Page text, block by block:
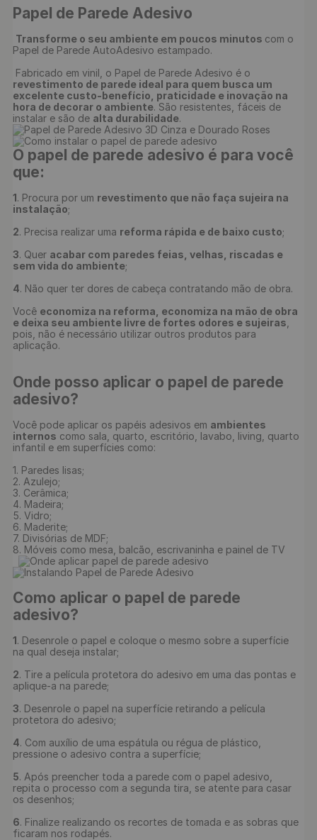
Papel de Parede Adesivo
Transforme o seu ambiente em poucos minutos com o
Papel de Parede AutoAdesivo estampado.
Fabricado em vinil, o Papel de Parede Adesivo é o
revestimento de parede ideal para quem busca um
excelente custo-benefício, praticidade e inovação na
hora de decorar o ambiente. São resistentes, fáceis de
instalar e são de alta durabilidade
O papel de parede adesivo é para você
que:
1. Procura por um revestimento que não faça sujeira na
instalação;
2. Precisa realizar uma reforma rápida e de baixo custo;
3. Quer acabar com paredes feias, velhas, riscadas e
sem vida do ambiente;
4. Não quer ter dores de cabeça contratando mão de obra.
Você economiza na reforma, economiza na mão de obra
e deixa seu ambiente livre de fortes odores e sujeiras
pois, não é necessário utilizar outros produtos para
Onde posso aplicar o papel de parede
adesivo?
Você pode aplicar os papéis adesivos em ambientes
internos como sala, quarto, escritório, lavabo, living, quarto
infantil e em superfícies como:
1. Paredes lisas;
2. Azulejo;
3. Cerâmica;
4. Madeira;
5. Vidro;
6. Maderite;
7. Divisórias de MDF;
8. Móveis como mesa, balcão, escrivaninha e painel de TV
Como aplicar o papel de parede
adesivo?
1. Desenrole o papel e coloque o mesmo sobre a superfície
na qual deseja instalar;
2. Tire a película protetora do adesivo em uma das pontas e
aplique-a na parede;
3. Desenrole o papel na superfície retirando a película
protetora do adesivo;
4. Com auxílio de uma espátula ou régua de plástico,
pressione o adesivo contra a superfície;
5. Após preencher toda a parede com o papel adesivo,
repita o processo com a segunda tira, se atente para casar
os desenhos;
6. Finalize realizando os recortes de tomada e as sobras que
ficaram nos rodapés.